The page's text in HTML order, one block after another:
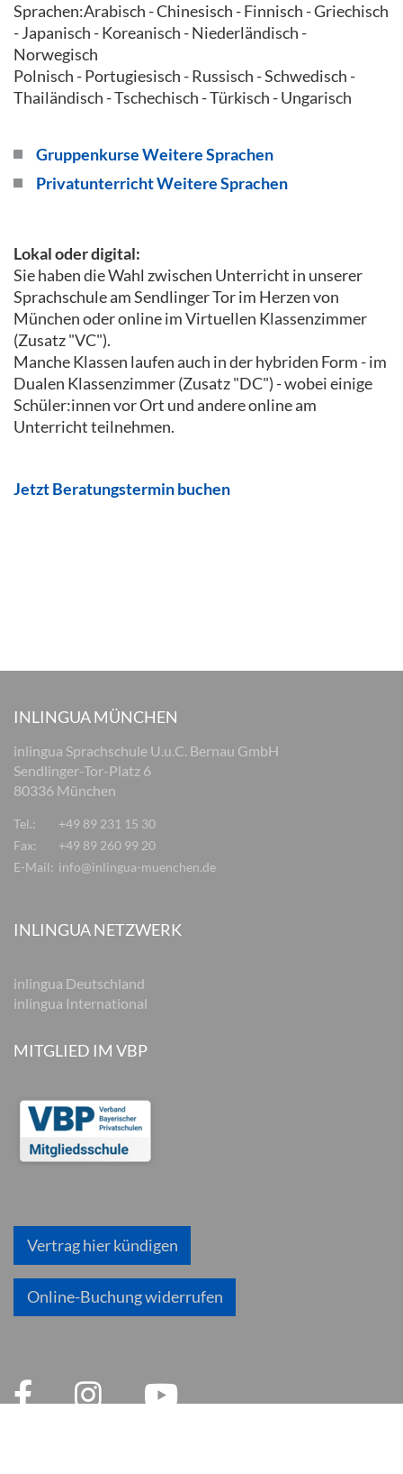
Sprachen:Arabisch - Chinesisch - Finnisch - Griechisch
- Japanisch - Koreanisch - Niederländisch -
Norwegisch
Polnisch - Portugiesisch - Russisch - Schwedisch -
Thailändisch - Tschechisch - Türkisch - Ungarisch
Gruppenkurse Weitere Sprachen
Privatunterricht Weitere Sprachen
Lokal oder digital:
Sie haben die Wahl zwischen Unterricht in unserer
Sprachschule am Sendlinger Tor im Herzen von
München oder online im Virtuellen Klassenzimmer
(Zusatz "VC").
Manche Klassen laufen auch in der hybriden Form - im
Dualen Klassenzimmer (Zusatz "DC") - wobei einige
Schüler:innen vor Ort und andere online am
Unterricht teilnehmen.
Jetzt Beratungstermin buchen
INLINGUA MÜNCHEN
inlingua Sprachschule U.u.C. Bernau GmbH
Sendlinger-Tor-Platz 6
80336 München
Tel.:
+49 89 231 15 30
Fax:
+49 89 260 99 20
E-Mail: info@inlingua-muenchen.de
INLINGUA NETZWERK
inlingua Deutschland
inlingua International
MITGLIED IM VBP
Vertrag hier kündigen
Online-Buchung widerrufen